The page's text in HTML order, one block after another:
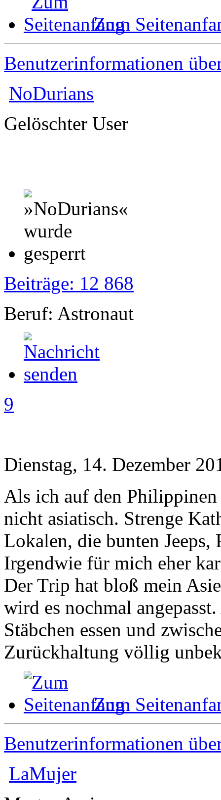
Zum
Benutzerinformationen
NoDurians
Gelöschter User
Beiträge: 12 868
Beruf: Astronaut
9
Dienstag, 14. Dezember
Als ich auf den Philippinen
nicht asiatisch. Strenge
Lokalen, die bunten
Irgendwie für mich eher
Der Trip hat bloß mein
wird es nochmal
Stäbchen essen und
Zurückhaltung völlig
Zum
Benutzerinformationen
LaMujer